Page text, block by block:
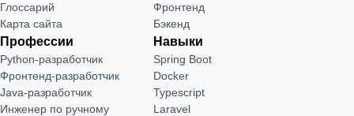
Глоссарий
Карта сайта
Фронтенд
Бэкенд
Профессии
Python-разработчик
Фронтенд-разработчик
Java-разработчик
Инженер по ручному
Навыки
Spring Boot
Docker
Typescript
Laravel